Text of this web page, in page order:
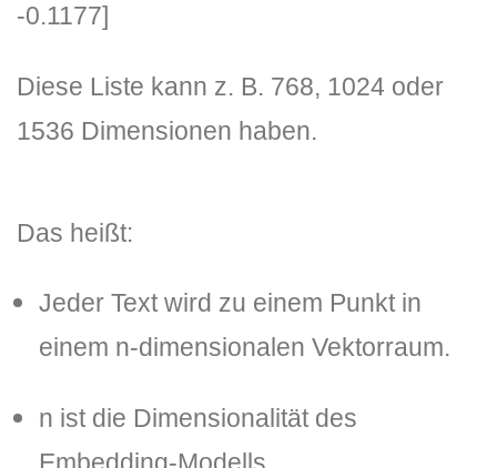
-0.1177]
Diese Liste kann z. B. 768, 1024 oder
1536 Dimensionen haben.
Das heißt:
Jeder Text wird zu einem Punkt in
einem n-dimensionalen Vektorraum.
n ist die Dimensionalität des
Embedding-Modells.